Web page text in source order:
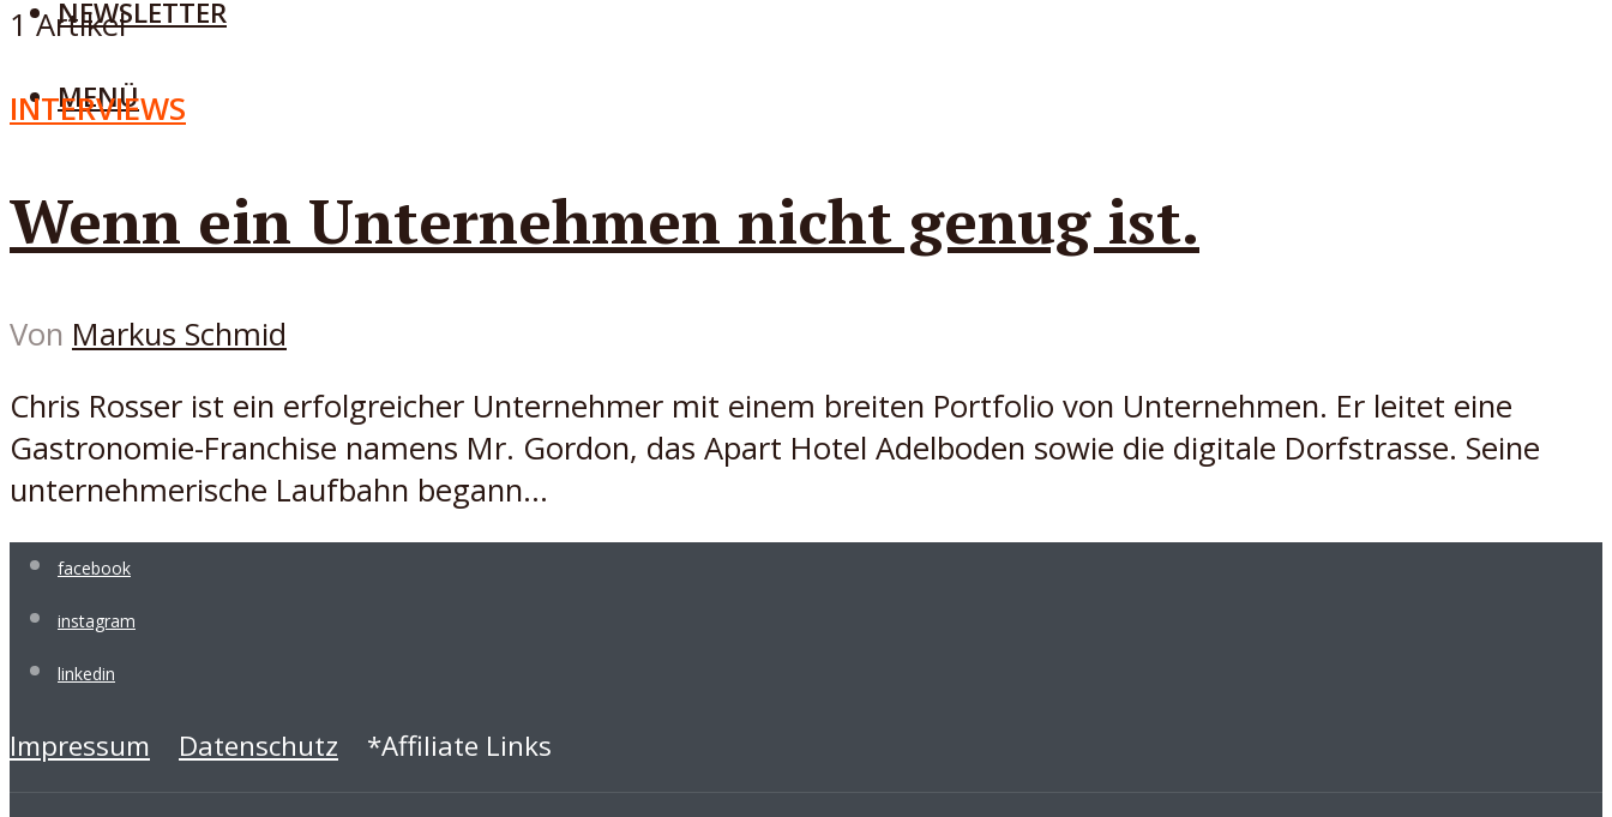
NEWSLETTER
MENÜ
1 Artikel
INTERVIEWS
Wenn ein Unternehmen nicht genug ist.
Von Markus Schmid
Chris Rosser ist ein erfolgreicher Unternehmer mit einem breiten Portfolio von Unternehmen. Er leitet eine
Gastronomie-Franchise namens Mr. Gordon, das Apart Hotel Adelboden sowie die digitale Dorfstrasse. Seine
unternehmerische Laufbahn begann...
facebook
instagram
linkedin
Impressum Datenschutz *Affiliate Links